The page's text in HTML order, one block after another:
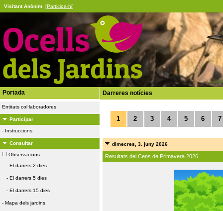
Visitant Anònim [Participa-hi]
Portada
Entitats col·laboradores
Participar
- Instruccions
Consultar
Observacions
- El darrers 2 dies
- El darrers 5 dies
- El darrers 15 dies
- Mapa dels jardins
Darreres notícies
1 2 3 4 5 6 7
dimecres, 3. juny 2026
Resultats del Cens de Primavera 2026